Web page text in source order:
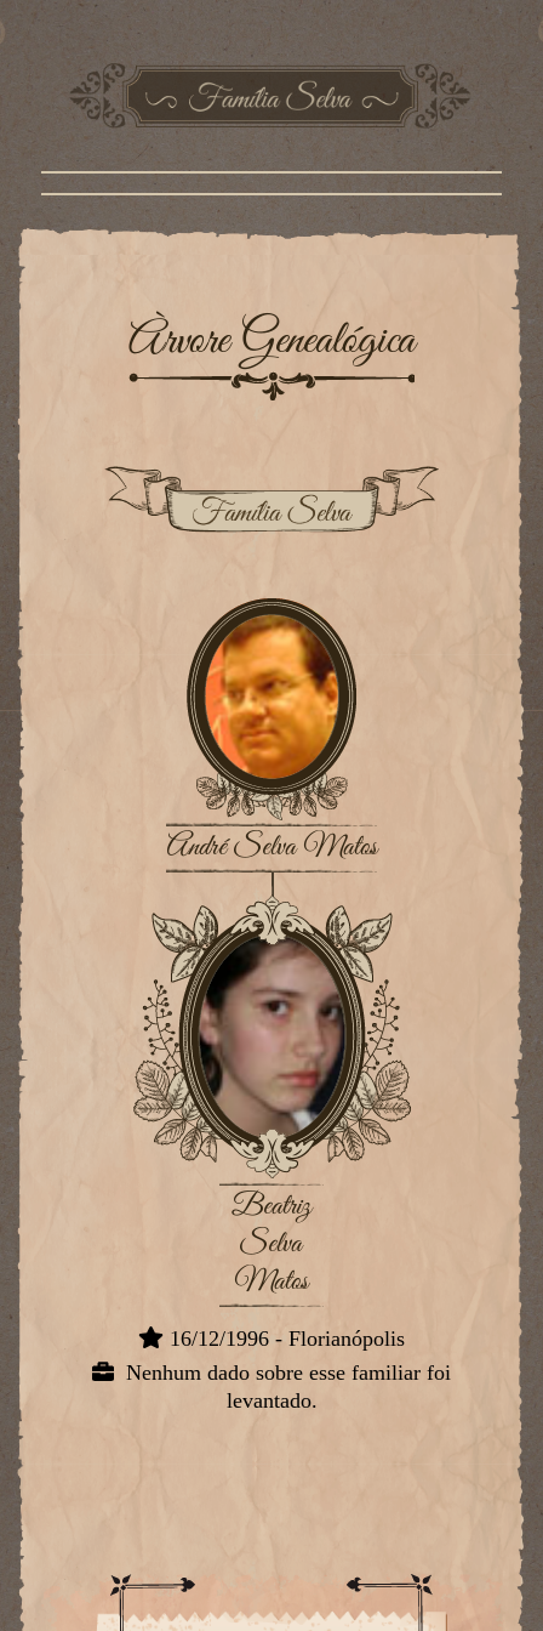
Àrvore Genealógica
André Selva Matos
Beatriz
Selva
Matos
16/12/1996 - Florianópolis
Nenhum dado sobre esse familiar foi
levantado.